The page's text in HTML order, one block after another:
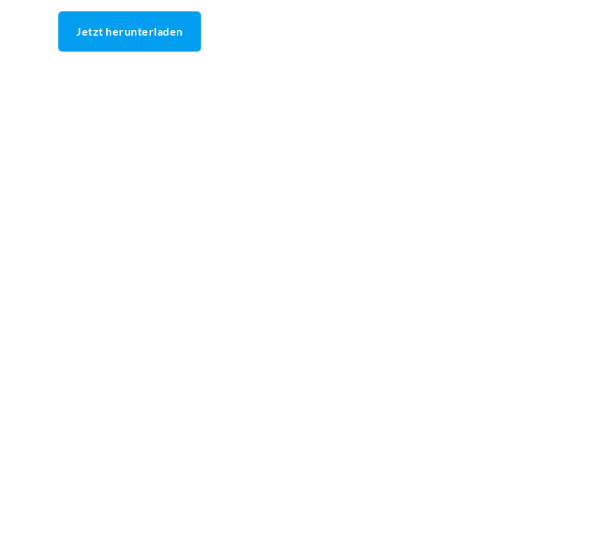
Jetzt herunterladen